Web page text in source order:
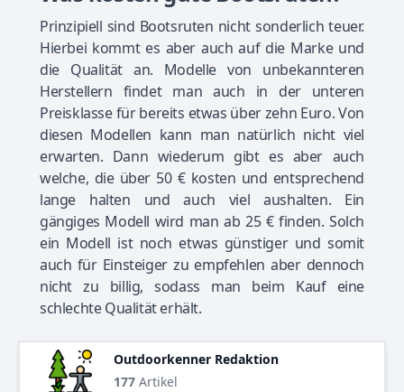
Prinzipiell sind Bootsruten nicht sonderlich teuer.
Hierbei kommt es aber auch auf die Marke und
die Qualität an. Modelle von unbekannteren
Herstellern findet man auch in der unteren
Preisklasse für bereits etwas über zehn Euro. Von
diesen Modellen kann man natürlich nicht viel
erwarten. Dann wiederum gibt es aber auch
welche, die über 50 € kosten und entsprechend
lange halten und auch viel aushalten. Ein
gängiges Modell wird man ab 25 € finden. Solch
ein Modell ist noch etwas günstiger und somit
auch für Einsteiger zu empfehlen aber dennoch
nicht zu billig, sodass man beim Kauf eine
schlechte Qualität erhält.
Outdoorkenner Redaktion
177 Artikel